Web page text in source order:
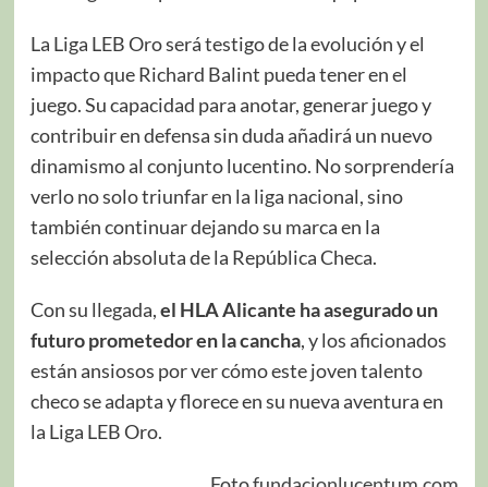
La Liga LEB Oro será testigo de la evolución y el
impacto que Richard Balint pueda tener en el
juego. Su capacidad para anotar, generar juego y
contribuir en defensa sin duda añadirá un nuevo
dinamismo al conjunto lucentino. No sorprendería
verlo no solo triunfar en la liga nacional, sino
también continuar dejando su marca en la
selección absoluta de la República Checa.
Con su llegada,el HLA Alicante ha asegurado un
futuro prometedor en la cancha, y los aficionados
están ansiosos por ver cómo este joven talento
checo se adapta y florece en su nueva aventura en
la Liga LEB Oro.